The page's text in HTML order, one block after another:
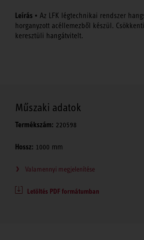
Leírás • Az LFK légtechnikai rendszer
horganyzott acéllemezből készül.
keresztüli hangátvitelt.
Műszaki adatok
Termékszám: 220598
Hossz: 1000 mm
Valamennyi megjelenítése
Letöltés PDF formátumban